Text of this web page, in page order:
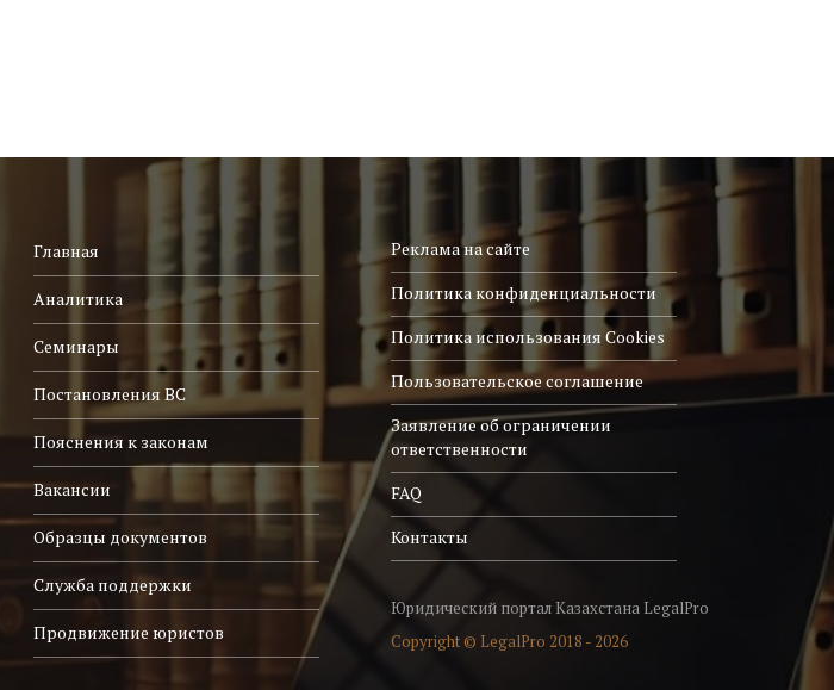
Главная
Аналитика
Семинары
Постановления ВС
Пояснения к законам
Вакансии
Образцы документов
Служба поддержки
Продвижение юристов
Реклама на сайте
Политика конфиденциальности
Политика использования Cookies
Пользовательское соглашение
Заявление об ограничении
ответственности
FAQ
Контакты
Юридический портал Казахстана LegalPro
Copyright © LegalPro 2018 - 2026